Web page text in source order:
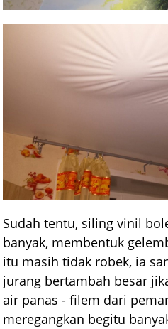
Sudah tentu, siling vinil
banyak, membentuk
itu masih tidak robek, ia
jurang bertambah besar
air panas - filem dari
meregangkan begitu